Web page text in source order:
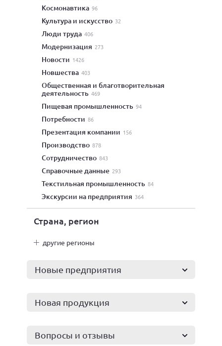
космонавтика 96
культура и искусство 32
люди труда 406
модернизация 273
новости 1426
новшества 403
общественная и благотворительная
деятельность 469
пищевая промышленность 94
потребности 86
презентация компании 156
производство 878
сотрудничество 843
справочные данные 293
текстильная промышленность 84
экскурсии на предприятия 364
Страна, регион
другие регионы
Новые предприятия
Новая продукция
Вопросы и отзывы